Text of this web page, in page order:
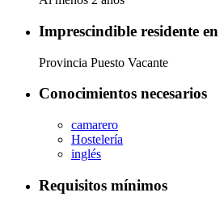
Imprescindible residente en
Provincia Puesto Vacante
Conocimientos necesarios
camarero
Hostelería
inglés
Requisitos mínimos